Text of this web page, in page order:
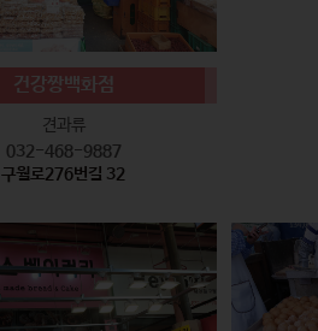
건강짱백화점
견과류
032-468-9887
구월로276번길 32